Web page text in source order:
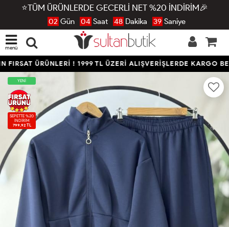
⭐TÜM ÜRÜNLERDE GECERLİ NET %20 İNDİRİM🎉
02 Gün 04 Saat 48 Dakika 39 Saniye
menü
ÜRÜNLERİ ! 1999 TL ÜZERİ ALIŞVERİŞLERDE KARGO
YENİ
SEPETTE %20
İNDİRİM
799,92 TL